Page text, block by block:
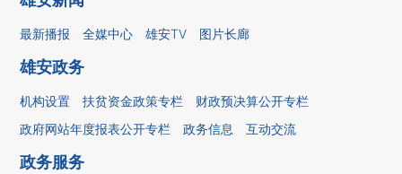
最新播报 全媒中心 雄安TV 图片长廊
雄安政务
机构设置 扶贫资金政策专栏
财政预决算公开专栏
政府网站年度报表公开专栏
政务信息 互动交流
政务服务